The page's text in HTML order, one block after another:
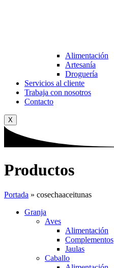
Alimentación
Artesanía
Droguería
Servicios al cliente
Trabaja con nosotros
Contacto
X
Productos
Portada » cosechaaceitunas
Granja
Aves
Alimentación
Complementos
Jaulas
Caballo